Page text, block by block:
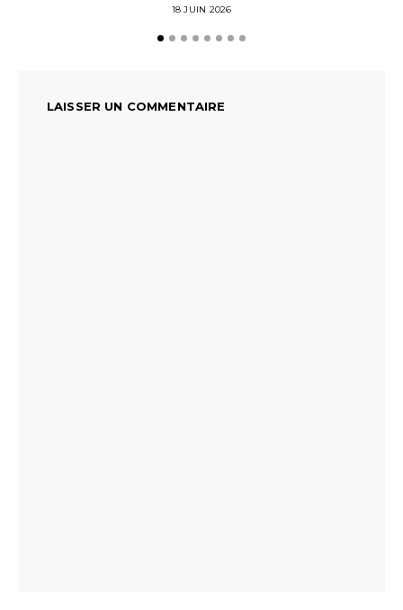
18 JUIN 2026
LAISSER UN COMMENTAIRE